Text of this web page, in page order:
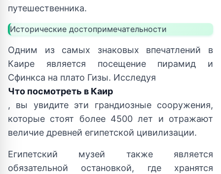
путешественника.
Исторические достопримечательности
Одним из самых знаковых впечатлений в
Каире является посещение пирамид и
Сфинкса на плато Гизы. Исследуя
Что посмотреть в Каир
, вы увидите эти грандиозные сооружения,
которые стоят более 4500 лет и отражают
величие древней египетской цивилизации.
Египетский музей также является
обязательной остановкой, где хранятся